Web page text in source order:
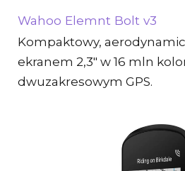
Wahoo Elemnt Bolt v3
Kompaktowy,
ekranem 2,3″ w 16 mln
dwuzakresowym GPS.